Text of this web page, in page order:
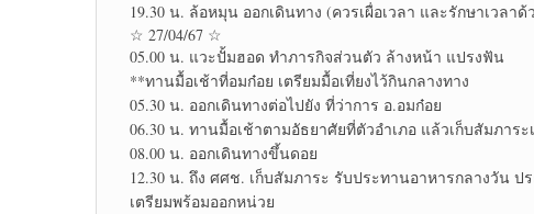
19.30 น. ล้อหมุน ออกเดินทาง (ควรเผื่อเวลา และรักษาเวลา
☆ 27/04/67 ☆
05.00 น. แวะปั้มฮอด ทำภารกิจส่วนตัว ล้าง​หน้า แปรงฟัน​
**ทานมื้อเช้าที่อมก๋อย เตรียมมื้อเที่ยงไว้กินกลางทาง
05.30 น. ออกเดินทางต่อไปยัง ที่ว่าการ อ.อมก๋อย
06.30 น. ทานมื้อเช้าตามอัธยาศัย​ที่ตัวอำเภอ แล้วเก็บสัมภาร
08.00 น. ออกเดินทางขึ้นดอย
12.30 น. ถึง ศศช. เก็บสัมภาระ​ รับประทาน​อาหารกลางวัน​
เตรียมพร้อมออกหน่วย